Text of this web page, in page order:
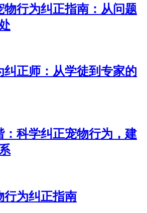
物行为纠正指南：从问题
纠正师：从学徒到专家的
：科学纠正宠物行为，建
行为纠正指南